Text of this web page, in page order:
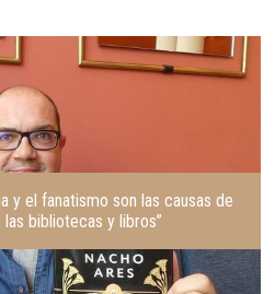
y el fanatismo son las causas de
bibliotecas y libros”